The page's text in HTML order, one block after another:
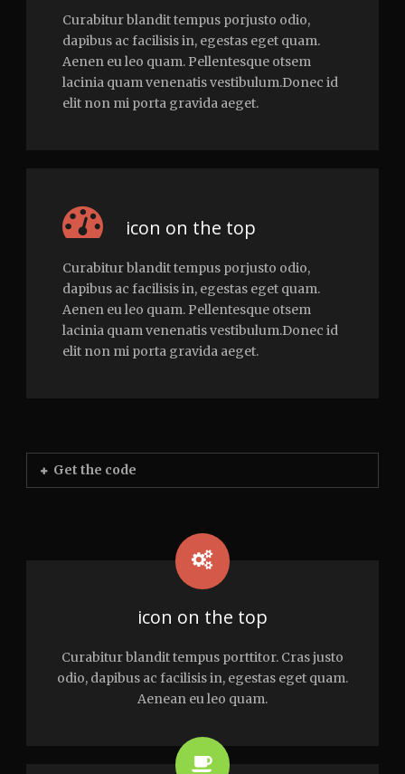
Curabitur blandit tempus porjusto odio,
dapibus ac facilisis in, egestas eget quam.
Aenen eu leo quam. Pellentesque otsem
lacinia quam venenatis vestibulum.Donec id
elit non mi porta gravida aeget.
icon on the top
Curabitur blandit tempus porjusto odio,
dapibus ac facilisis in, egestas eget quam.
Aenen eu leo quam. Pellentesque otsem
lacinia quam venenatis vestibulum.Donec id
elit non mi porta gravida aeget.
Get the code
icon on the top
Curabitur blandit tempus porttitor. Cras justo
odio, dapibus ac facilisis in, egestas eget quam.
Aenean eu leo quam.